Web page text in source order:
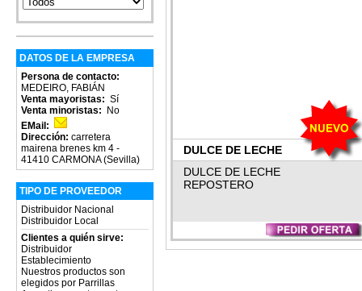
DATOS DE LA EMPRESA
Persona de contacto:
MEDEIRO, FABIÁN
Venta mayoristas: Sí
Venta minoristas: No
EMail:
Dirección: carretera
mairena brenes km 4 -
41410 CARMONA (Sevilla)
TIPO DE PROVEEDOR
Distribuidor Nacional
Distribuidor Local
Clientes a quién sirve:
Distribuidor
Establecimiento
Nuestros productos son
elegidos por Parrillas
DULCE DE LECHE
REPOSTERO 7 KG.
DULCE DE LECHE
REPOSTERO